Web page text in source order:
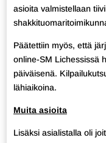
asioita valmistellaan
Päätettiin myös, että
online-SM Lichessissä
päiväisenä.
lähiaikoina.
Muita asioita
Lisäksi asialistalla oli